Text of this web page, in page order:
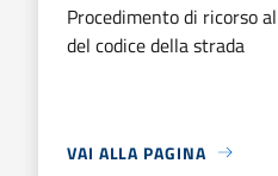
Procedimento di ricorso
del codice della strada
VAI ALLA PAGINA